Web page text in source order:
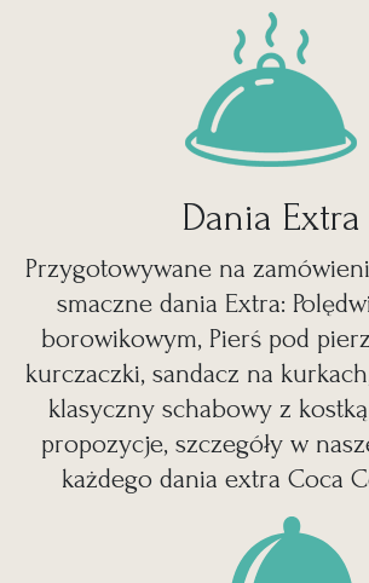
Dania Extra
Przygotowywane na
smaczne dania Extra:
borowikowym, Pierś pod
kurczaczki, sandacz na
klasyczny schabowy z
propozycje, szczegóły w
każdego dania extra Coca